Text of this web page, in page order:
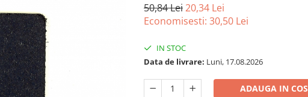
50,84 Lei20,34 Lei
Economisesti: 30,50 Lei
IN STOC
Data de livrare: Luni, 17.08.2026
ADAUGA IN COS